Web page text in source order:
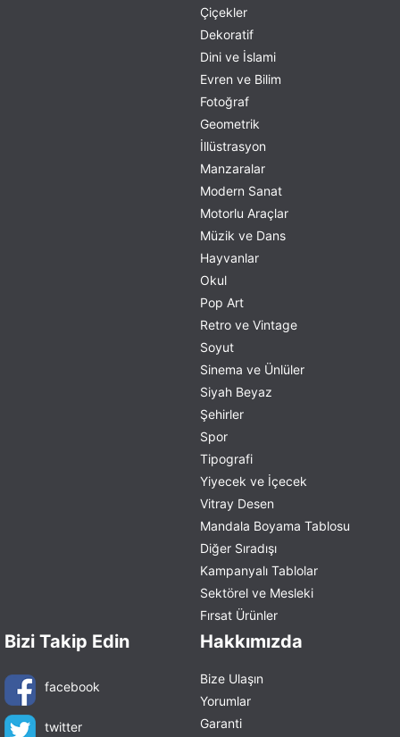
Çiçekler
Dekoratif
Dini ve İslami
Evren ve Bilim
Fotoğraf
Geometrik
İllüstrasyon
Manzaralar
Modern Sanat
Motorlu Araçlar
Müzik ve Dans
Hayvanlar
Okul
Pop Art
Retro ve Vintage
Soyut
Sinema ve Ünlüler
Siyah Beyaz
Şehirler
Spor
Tipografi
Yiyecek ve İçecek
Vitray Desen
Mandala Boyama Tablosu
Diğer Sıradışı
Kampanyalı Tablolar
Sektörel ve Mesleki
Fırsat Ürünler
Bizi Takip Edin
facebook
twitter
Hakkımızda
Bize Ulaşın
Yorumlar
Garanti